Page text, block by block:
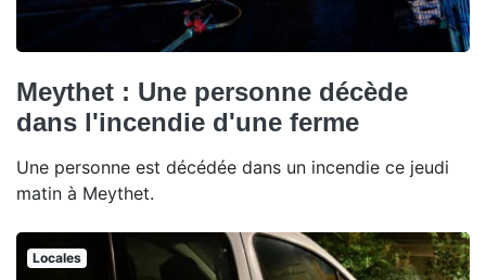
Meythet : Une personne décède
dans l'incendie d'une ferme
Une personne est décédée dans un incendie ce jeudi
matin à Meythet.
Locales